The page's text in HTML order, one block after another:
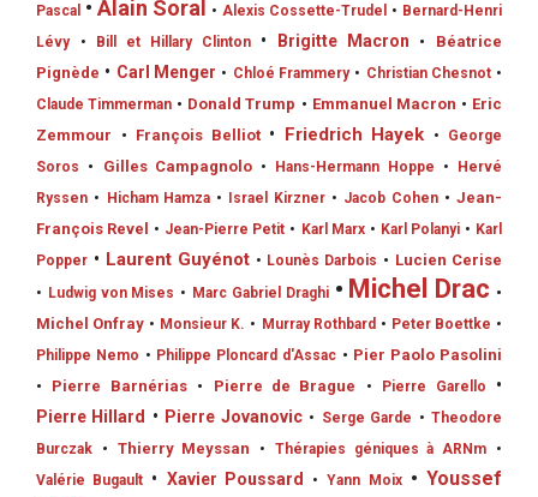
Pascal • Alain Soral • Alexis Cossette-Trudel • Bernard-Henri
Lévy
• Bill et Hillary Clinton • Brigitte Macron •
Béatrice
Pignède • Carl Menger • Chloé Frammery • Christian Chesnot •
Claude Timmerman • Donald Trump • Emmanuel Macron • Eric
Zemmour
• François Belliot • Friedrich Hayek •
George
Soros
• Gilles Campagnolo • Hans-Hermann Hoppe •
Hervé
Ryssen • Hicham Hamza • Israel Kirzner • Jacob Cohen • Jean-
François Revel
• Jean-Pierre Petit • Karl Marx • Karl Polanyi • Karl
Popper • Laurent Guyénot • Lounès Darbois • Lucien Cerise
• Ludwig von Mises • Marc Gabriel Draghi • Michel Drac •
Michel Onfray • Monsieur K. • Murray Rothbard • Peter Boettke •
Philippe Nemo • Philippe Ploncard d'Assac • Pier Paolo Pasolini
•
Pierre Barnérias • Pierre de Brague • Pierre Garello
•
Pierre Hillard
• Pierre Jovanovic • Serge Garde • Theodore
Burczak
• Thierry Meyssan • Thérapies géniques à ARNm
•
Valérie Bugault • Xavier Poussard • Yann Moix • Youssef